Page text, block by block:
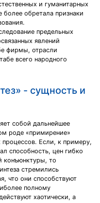
и гуманитарных
более обретала признаки
предельных
явлений
фирмы, отрасли
всего народного
- сущность и
собой дальнейшее
роде «примирение»
процессов. Если, к примеру,
способность, цен гибко
конъюнктуры, то
стремились
что они способствуют
полному
хаотически, а